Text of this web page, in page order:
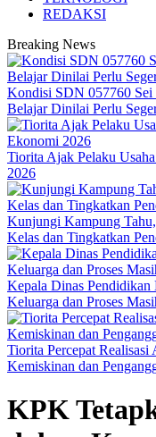
REDAKSI
Breaking News
Kondisi SDN 057760 Sei
Belajar Dinilai Perlu
Tiorita Ajak Pelaku
2026
Kunjungi Kampung
Kelas dan Tingkatkan
Kepala Dinas Pendidikan
Keluarga dan Proses
Tiorita Percepat
Kemiskinan dan
KPK